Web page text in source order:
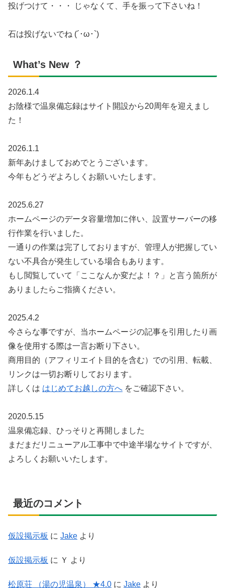
投げつけて・・・ じゃなくて、手を振って下さいね！
石は投げないでね (´･ω･`)
What’s New ？
2026.1.4
お陰様で温泉備忘録はサイト開設から20周年を迎えまし
た！
2026.1.1
新年あけましておめでとうございます。
今年もどうぞよろしくお願いいたします。
2025.6.27
ホームページのデータ容量増加に伴い、設置サーバーの移
行作業を行いました。
一通りの作業は完了しておりますが、管理人が把握してい
ない不具合が発生している場合もあります。
もし閲覧していて「ここなんか変だよ！？」と言う箇所が
ありましたらご指摘ください。
2025.4.2
今さらな事ですが、当ホームページの記事を引用したり画
像を使用する際は一言お断り下さい。
商用目的（アフィリエイト目的を含む）での引用、転載、
リンクは一切お断りしております。
詳しくは はじめてお越しの方へ をご確認下さい。
2020.5.15
温泉備忘録、ひっそりと再開しました
まだまだリニューアル工事中で中途半場なサイトですが、
よろしくお願いいたします。
最近のコメント
仮設掲示板 に Jake より
仮設掲示板 に Ｙ より
松原荘 （湯の児温泉） ★4.0 に Jake より